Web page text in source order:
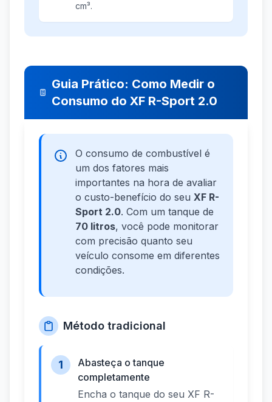
cm³.
Guia Prático: Como Medir o
Consumo do XF R-Sport 2.0
O consumo de combustível é
um dos fatores mais
importantes na hora de avaliar
o custo-benefício do seu XF R-
Sport 2.0. Com um tanque de
70 litros, você pode monitorar
com precisão quanto seu
veículo consome em diferentes
condições.
Método tradicional
1
Abasteça o tanque
completamente
Encha o tanque do seu XF R-